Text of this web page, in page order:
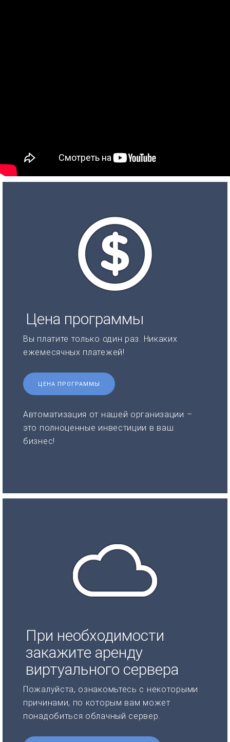
Цена программы
Вы платите только один раз. Никаких
ежемесячных платежей!
ЦЕНА ПРОГРАММЫ
Автоматизация от нашей организации –
это полноценные инвестиции в ваш
бизнес!
При необходимости
закажите аренду
виртуального сервера
Пожалуйста, ознакомьтесь с некоторыми
причинами, по которым вам может
понадобиться облачный сервер.